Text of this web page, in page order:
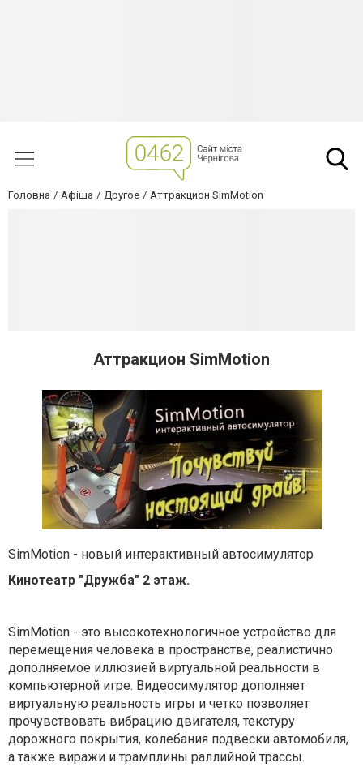
Головна Афіша Другое Аттракцион SimMotion
Аттракцион SimMotion
SimMotion - новый интерактивный автосимулятор
Кинотеатр "Дружба" 2 этаж.
SimMotion - это высокотехнологичное устройство для
перемещения человека в пространстве, реалистично
дополняемое иллюзией виртуальной реальности в
компьютерной игре. Видеосимулятор дополняет
виртуальную реальность игры и четко позволяет
прочувствовать вибрацию двигателя, текстуру
дорожного покрытия, колебания подвески автомобиля,
а также виражи и трамплины раллийной трассы.